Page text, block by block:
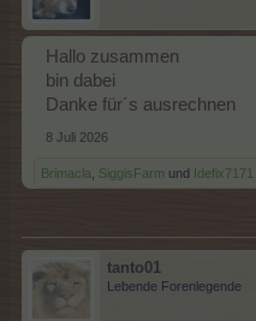
Hallo zusammen
bin dabei
Danke für´s ausrechnen
8 Juli 2026
Brimacla SiggisFarm und Idefix7171
tanto01
Lebende Forenlegende